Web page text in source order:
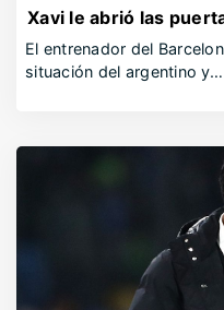
Xavi le abrió las
El entrenador del
situación del argentino y…